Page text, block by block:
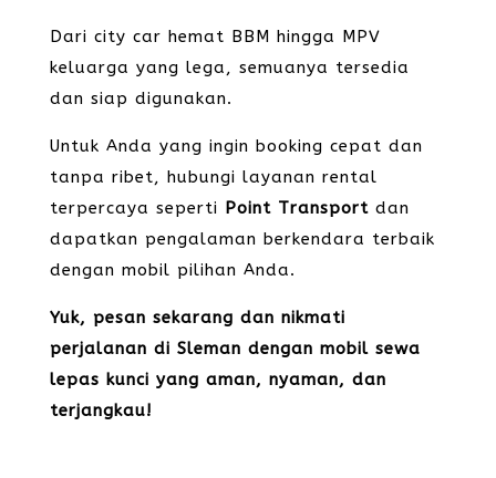
Dari city car hemat BBM hingga MPV
keluarga yang lega, semuanya tersedia
dan siap digunakan.
Untuk Anda yang ingin booking cepat dan
tanpa ribet, hubungi layanan rental
terpercaya seperti Point Transportdan
dapatkan pengalaman berkendara terbaik
dengan mobil pilihan Anda.
Yuk, pesan sekarang dan nikmati
perjalanan di Sleman dengan mobil sewa
lepas kunci yang aman, nyaman, dan
terjangkau!